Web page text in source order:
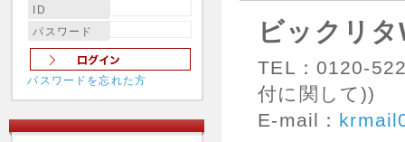
ID
パスワード
パスワードを忘れた方
ビックリ
TEL：0120-
付に関して))
E-mail：